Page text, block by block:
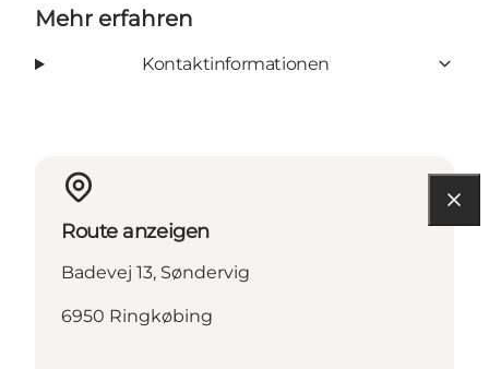
Mehr erfahren
Kontaktinformationen
Route anzeigen
Badevej 13, Søndervig
6950 Ringkøbing